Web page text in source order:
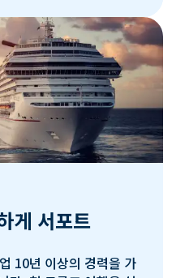
게 서포트
10년 이상의 경력을 가